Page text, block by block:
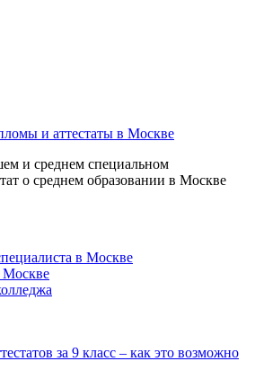
и аттестаты в Москве
и среднем специальном
о среднем образовании в Москве
в Москве
за 9 класс – как это возможно